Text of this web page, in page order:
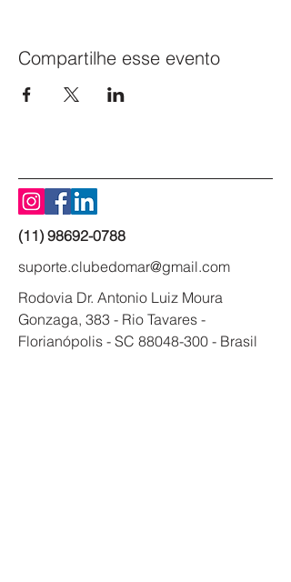
Compartilhe esse evento
(11) 98692-0788
suporte.clubedomar@gmail.com
Rodovia Dr. Antonio Luiz Moura
Gonzaga, 383 - Rio Tavares -
Florianópolis - SC 88048-300 - Brasil